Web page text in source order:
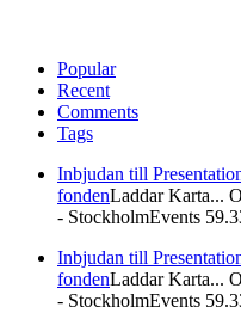
Popular
Recent
Comments
Tags
Inbjudan till
fondenLaddar Karta...
- StockholmEvents
Inbjudan till
fondenLaddar Karta...
- StockholmEvents